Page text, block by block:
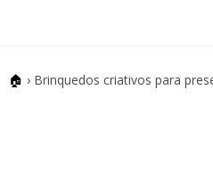
🏠 › Brinquedos criativos para